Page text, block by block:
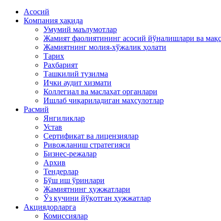
Асосий
Компания ҳақида
Умумий маълумотлар
Жамият фаолиятининг асосий йўналишлари ва
Жамиятнинг молия-хўжалик ҳолати
Тарих
Раҳбарият
Ташкилий тузилма
Ички аудит хизмати
Коллегиал ва маслаҳат органлари
Ишлаб чиқариладиган маҳсулотлар
Расмий
Янгиликлар
Устав
Сертификат ва лицензиялар
Ривожланиш стратегияси
Бизнес-режалар
Архив
Тендерлар
Бўш иш ўринлари
Жамиятнинг ҳужжатлари
Ўз кучини йўқотган ҳужжатлар
Акциядорларга
Комиссиялар